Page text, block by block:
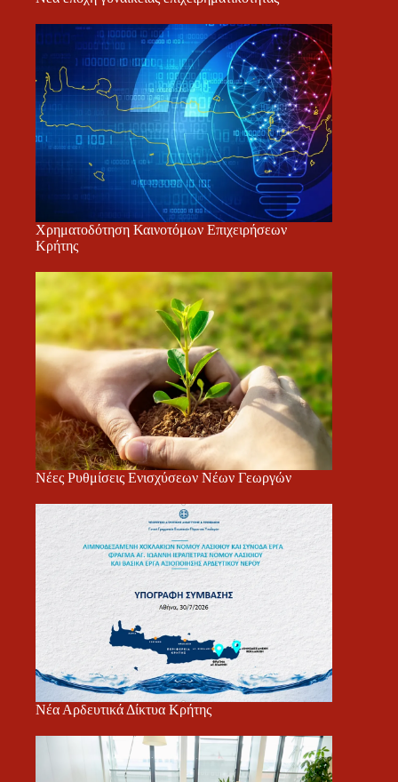
Χρηματοδότηση Καινοτόμων Επιχειρήσεων
Κρήτης
Νέες Ρυθμίσεις Ενισχύσεων Νέων Γεωργών
Νέα Αρδευτικά Δίκτυα Κρήτης